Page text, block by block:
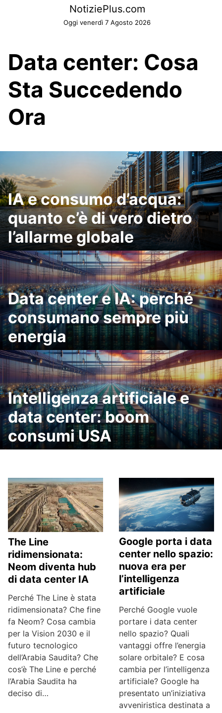
NotiziePlus.com
Oggi venerdì 7 Agosto 2026
Data center: Cosa
Sta Succedendo
Ora
IA e consumo d’acqua:
quanto c’è di vero dietro
l’allarme globale
Data center e IA: perché
consumano sempre più
energia
Intelligenza artificiale e
data center: boom
consumi USA
The Line
ridimensionata:
Neom diventa hub
di data center IA
Perché The Line è stata
ridimensionata? Che fine
fa Neom? Cosa cambia
per la Vision 2030 e il
futuro tecnologico
dell’Arabia Saudita? Che
cos’è The Line e perché
l’Arabia Saudita ha
deciso di…
Google porta i data
center nello spazio:
nuova era per
l’intelligenza
artificiale
Perché Google vuole
portare i data center
nello spazio? Quali
vantaggi offre l’energia
solare orbitale? E cosa
cambia per l’intelligenza
artificiale? Google ha
presentato un’iniziativa
avveniristica destinata a